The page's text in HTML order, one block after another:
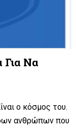
Να
ο κόσμος του.
ανθρώπων που